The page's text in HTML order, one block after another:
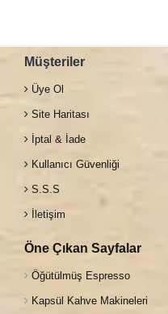
Müşteriler
Üye Ol
Site Haritası
İptal & İade
Kullanıcı Güvenliği
S.S.S
İletişim
Öne Çıkan Sayfalar
Öğütülmüş Espresso
Kapsül Kahve Makineleri